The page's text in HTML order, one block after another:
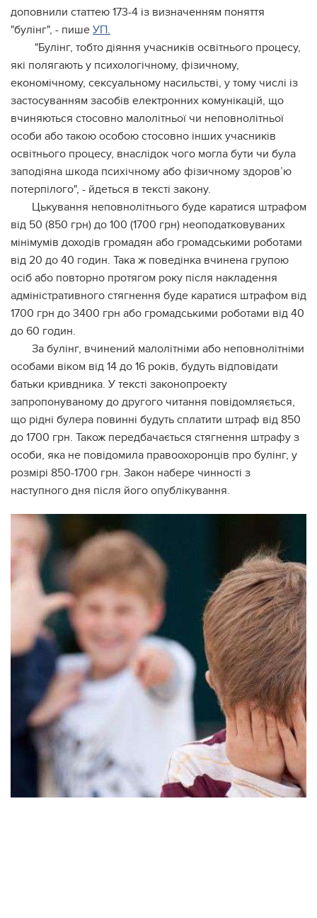
доповнили статтею 173-4 із визначенням поняття
"булінг", - пише УП.
"Булінг, тобто діяння учасників освітнього процесу,
які полягають у психологічному, фізичному,
економічному, сексуальному насильстві, у тому числі із
застосуванням засобів електронних комунікацій, що
вчиняються стосовно малолітньої чи неповнолітньої
особи або такою особою стосовно інших учасників
освітнього процесу, внаслідок чого могла бути чи була
заподіяна шкода психічному або фізичному здоров’ю
потерпілого", - йдеться в тексті закону.
Цькування неповнолітнього буде каратися штрафом
від 50 (850 грн) до 100 (1700 грн) неоподатковуваних
мінімумів доходів громадян або громадськими роботами
від 20 до 40 годин. Така ж поведінка вчинена групою
осіб або повторно протягом року після накладення
адміністративного стягнення буде каратися штрафом від
1700 грн до 3400 грн або громадськими роботами від 40
до 60 годин.
За булінг, вчинений малолітніми або неповнолітніми
особами віком від 14 до 16 років, будуть відповідати
батьки кривдника. У тексті законопроекту
запропонуваному до другого читання повідомляється,
що рідні булера повинні будуть сплатити штраф від 850
до 1700 грн. Також передбачається стягнення штрафу з
особи, яка не повідомила правоохоронців про булінг, у
розмірі 850-1700 грн. Закон набере чинності з
наступного дня після його опублікування.